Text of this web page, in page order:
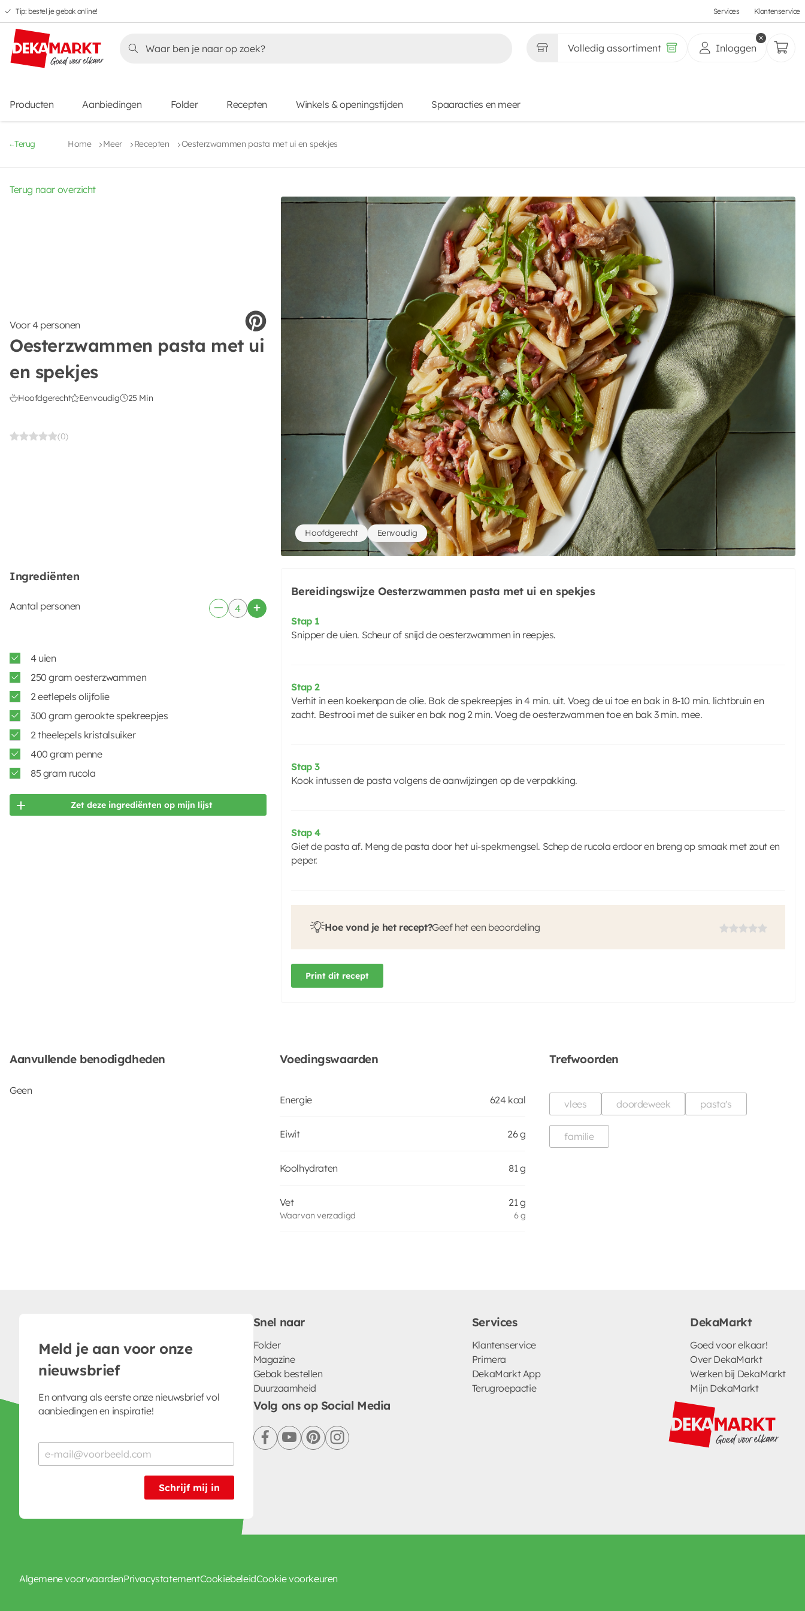
Overslaan
naar
hoofdnavigatie
Overslaan
naar
hoofdinhoud
Overslaan
naar
voettekstinhoud
Overslaan
naar
aanbiedingen
Tip: bestel je gebak online! Services Klantenservice
Volledig assortiment Inloggen
Producten Aanbiedingen Folder Recepten Winkels & openingstijden Spaaracties en meer
Terug Home Meer Recepten Oesterzwammen pasta met ui en spekjes
Terug naar overzicht
Voor 4 personen
Oesterzwammen pasta met ui
en spekjes
Hoofdgerecht Eenvoudig 25 Min
(0)
Hoofdgerecht Eenvoudig
Ingrediënten
Aantal personen
4 uien
250 gram oesterzwammen
2 eetlepels olijfolie
300 gram gerookte spekreepjes
2 theelepels kristalsuiker
400 gram penne
85 gram rucola
Zet deze ingrediënten op mijn lijst
Bereidingswijze Oesterzwammen pasta met ui en spekjes
Stap 1
Snipper de uien. Scheur of snijd de oesterzwammen in reepjes.
Stap 2
Verhit in een koekenpan de olie. Bak de spekreepjes in 4 min. uit. Voeg de ui toe en bak in 8-10 min. lichtbruin en
zacht. Bestrooi met de suiker en bak nog 2 min. Voeg de oesterzwammen toe en bak 3 min. mee.
Stap 3
Kook intussen de pasta volgens de aanwijzingen op de verpakking.
Stap 4
Giet de pasta af. Meng de pasta door het ui-spekmengsel. Schep de rucola erdoor en breng op smaak met zout en
peper.
Hoe vond je het recept?Geef het een beoordeling
Print dit recept
Aanvullende benodigdheden
Geen
Voedingswaarden
Energie 624 kcal
Eiwit 26 g
Koolhydraten 81 g
Vet 21 g
Waarvan verzadigd 6 g
Trefwoorden
vlees doordeweek pasta's
familie
Meld je aan voor onze
nieuwsbrief
En ontvang als eerste onze nieuwsbrief vol
aanbiedingen en inspiratie!
Schrijf mij in
Snel naar
Folder
Magazine
Gebak bestellen
Duurzaamheid
Services
Klantenservice
Primera
DekaMarkt App
Terugroepactie
DekaMarkt
Goed voor elkaar!
Over DekaMarkt
Werken bij DekaMarkt
Mijn DekaMarkt
Volg ons op Social Media
facebookyoutubepinterestinstagram
Algemene voorwaardenPrivacystatementCookiebeleidCookie voorkeuren